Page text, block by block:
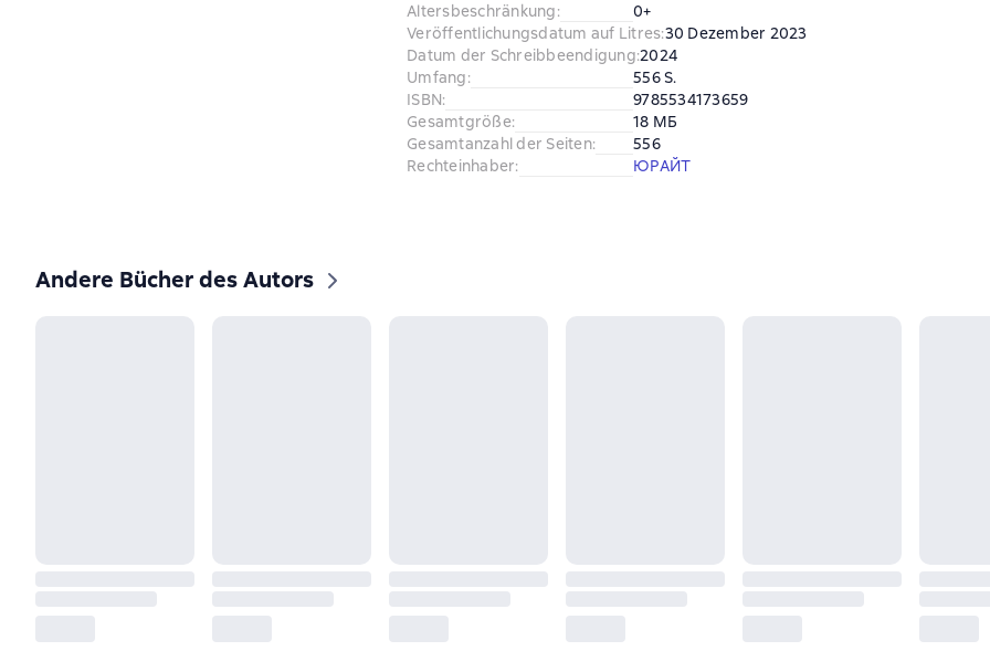
Altersbeschränkung:
0+
Veröffentlichungsdatum auf Litres:30 Dezember 2023
Datum der Schreibbeendigung:2024
Umfang:
556 S.
ISBN:
9785534173659
Gesamtgröße:
18 МБ
Gesamtanzahl der Seiten:
556
Rechteinhaber: ЮРАЙТ
Andere Bücher des Autors